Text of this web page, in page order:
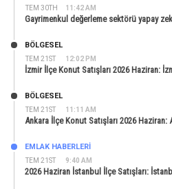
TEM 30TH 11:42 AM
Gayrimenkul değerleme sektörü yapay
TEM 21ST 12:02 PM
BÖLGESEL
İzmir İlçe Konut Satışları 2026 Haziran:
TEM 21ST 11:11 AM
BÖLGESEL
Ankara İlçe Konut Satışları 2026 Haziran:
TEM 21ST 9:40 AM
EMLAK HABERLERI
2026 Haziran İstanbul İlçe Satışları: